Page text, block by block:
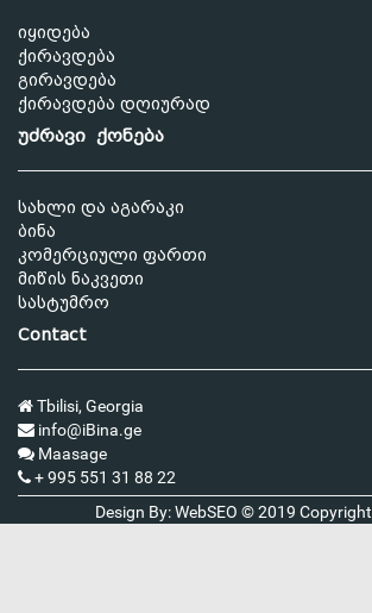
იყიდება
ქირავდება
გირავდება
ქირავდება დღიურად
უძრავი ქონება
სახლი და აგარაკი
ბინა
კომერციული ფართი
მიწის ნაკვეთი
სასტუმრო
Contact
Tbilisi, Georgia
info@iBina.ge
Maasage
+ 995 551 31 88 22
Design By: WebSEO © 2019 Copyright